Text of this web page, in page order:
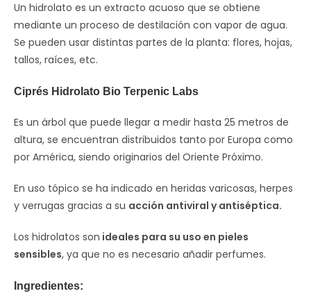
Un hidrolato es un extracto acuoso que se obtiene
mediante un proceso de destilación con vapor de agua.
Se pueden usar distintas partes de la planta: flores, hojas,
tallos, raíces, etc.
Ciprés Hidrolato Bio Terpenic Labs
Es un árbol que puede llegar a medir hasta 25 metros de
altura, se encuentran distribuidos tanto por Europa como
por América, siendo originarios del Oriente Próximo.
En uso tópico se ha indicado en heridas varicosas, herpes
y verrugas gracias a su acción antiviral y antiséptica.
Los hidrolatos son ideales para su uso en pieles
sensibles, ya que no es necesario añadir perfumes.
Ingredientes: